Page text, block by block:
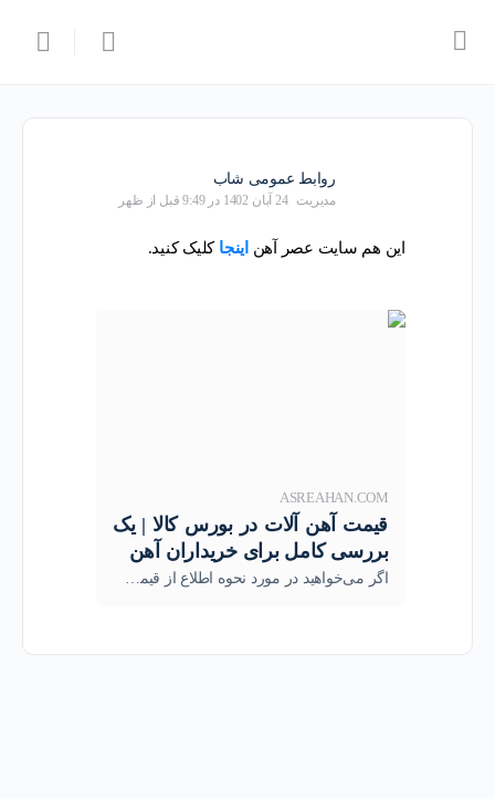
روابط عمومی شاب
مدیریت 24 آبان 1402 در 9:49 قبل از ظهر
این هم سایت عصر آهن اینجا کلیک کنید.
ASREAHAN.COM
قیمت آهن آلات در بورس کالا | یک
بررسی کامل برای خریداران آهن
اگر می‌خواهید در مورد نحوه اطلاع از قیمت آهن آلات در بورس کالای ایران مطلع شوید و یا بدانید کدام تولیدکنندگان فولاد در بورس محصول عرضه می‌کنند کلیک کنید.